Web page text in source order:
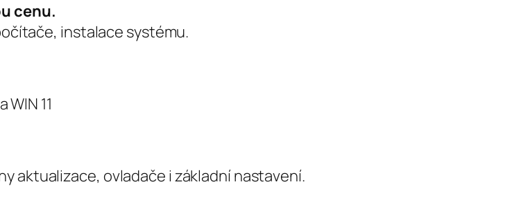
cenu.
instalace systému.
11
aktualizace, ovladače i základní nastavení.